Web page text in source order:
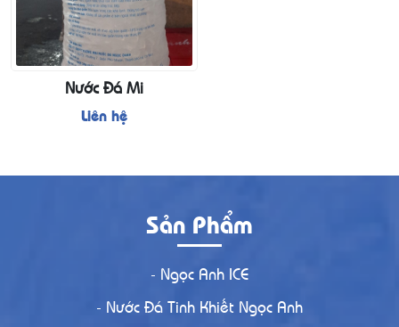
Nước Đá Mi
Liên hệ
Sản Phẩm
- Ngọc Anh ICE
- Nước Đá Tinh Khiết Ngọc Anh